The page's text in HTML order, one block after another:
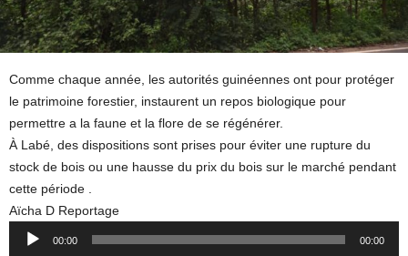
Comme chaque année, les autorités guinéennes ont pour protéger
le patrimoine forestier, instaurent un repos biologique pour
permettre a la faune et la flore de se régénérer.
À Labé, des dispositions sont prises pour éviter une rupture du
stock de bois ou une hausse du prix du bois sur le marché pendant
cette période .
Aïcha D Reportage
Audio
00:00 00:00